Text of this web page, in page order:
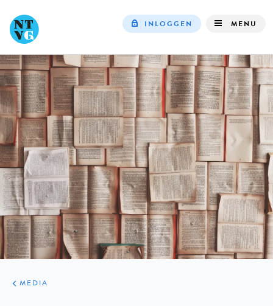
navigation
INLOGGEN MENU
ARTIKELEN
VARIA
MEDIA